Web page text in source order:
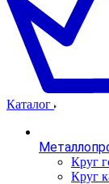
Каталог
Круг
Круг